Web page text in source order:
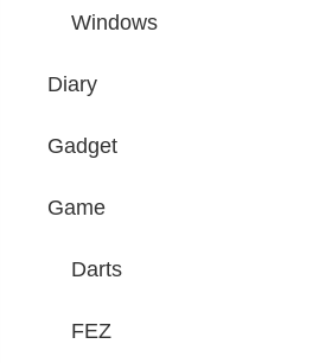
Windows
Diary
Gadget
Game
Darts
FEZ